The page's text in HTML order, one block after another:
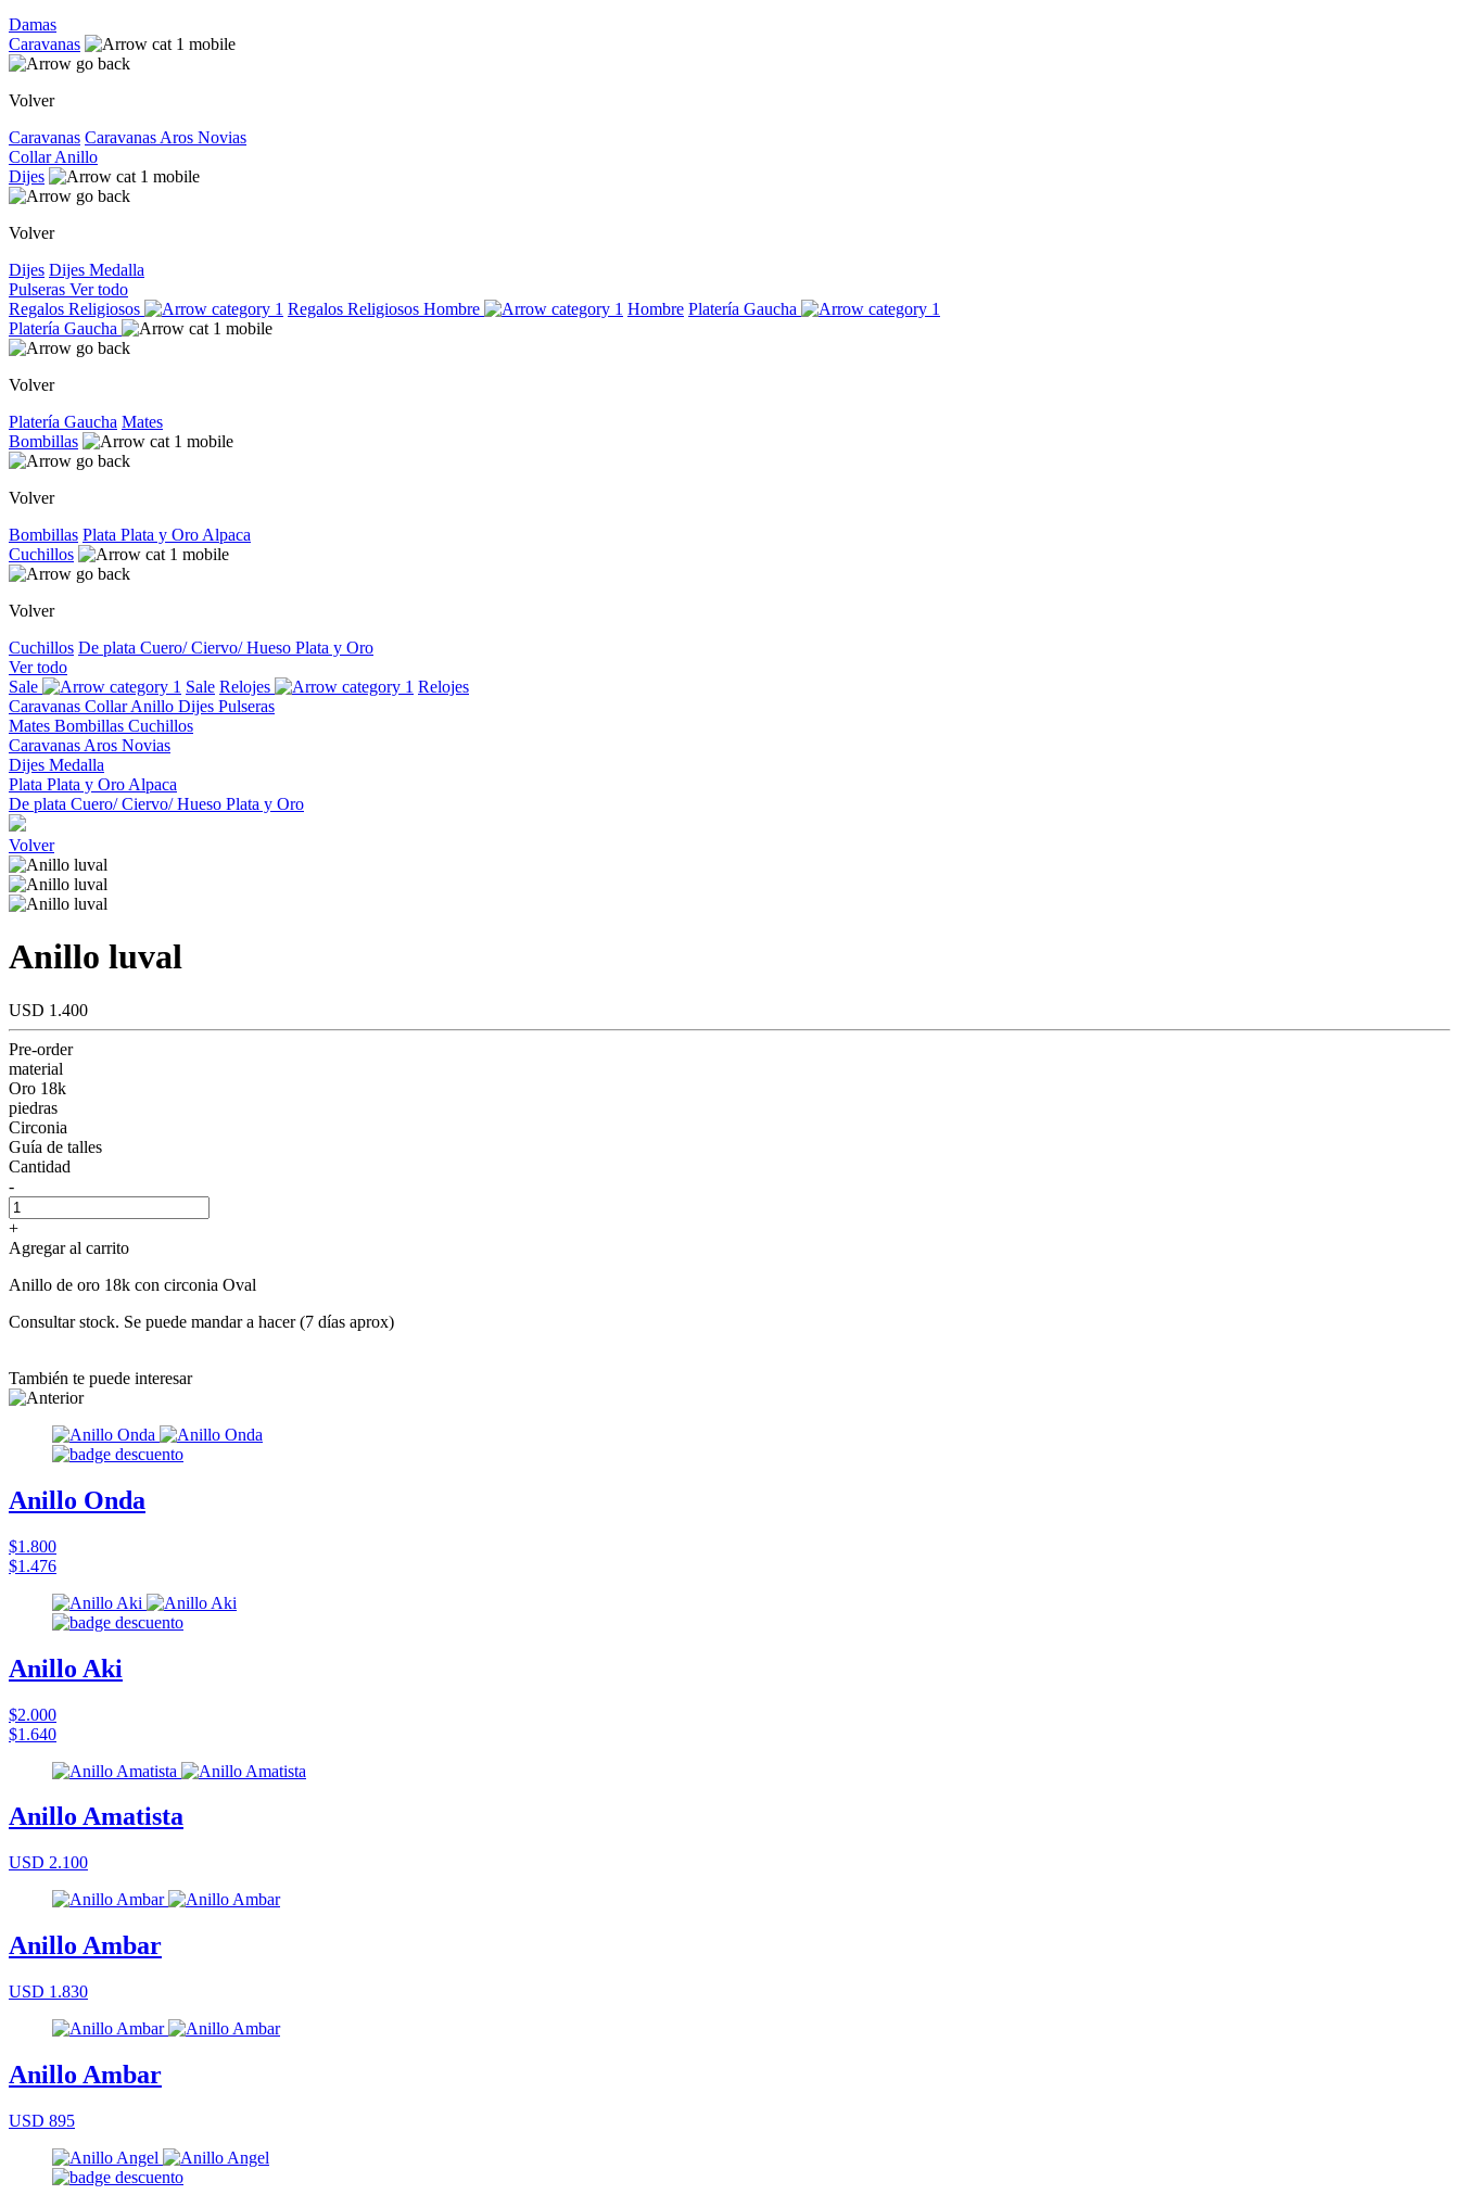
Damas
Caravanas
Volver
Caravanas Caravanas Aros Novias
CollarAnillo
Dijes
Volver
Dijes Dijes Medalla
Pulseras Ver todo
Regalos Religiosos
Regalos Religiosos Hombre Hombre Platería Gaucha
Platería Gaucha
Volver
Platería Gaucha Mates
Bombillas
Volver
Bombillas Plata Plata y Oro Alpaca
Cuchillos
Volver
Cuchillos De plata Cuero/ Ciervo/ Hueso Plata y Oro
Ver todo
Sale
Sale Relojes
Relojes
Caravanas CollarAnillo Dijes Pulseras
Mates Bombillas Cuchillos
Caravanas Aros Novias
Dijes Medalla
Plata Plata y Oro Alpaca
De plata Cuero/ Ciervo/ Hueso Plata y Oro
Volver
Anillo luval
USD 1.400
Pre-order
material
Oro 18k
piedras
Circonia
Guía de talles
Cantidad
-
+
Agregar al carrito
Anillo de oro 18k con circonia Oval
Consultar stock. Se puede mandar a hacer (7 días aprox)
También te puede interesar
Anillo Onda
$1.800
$1.476
Anillo Aki
$2.000
$1.640
Anillo Amatista
USD 2.100
Anillo Ambar
USD 1.830
Anillo Ambar
USD 895